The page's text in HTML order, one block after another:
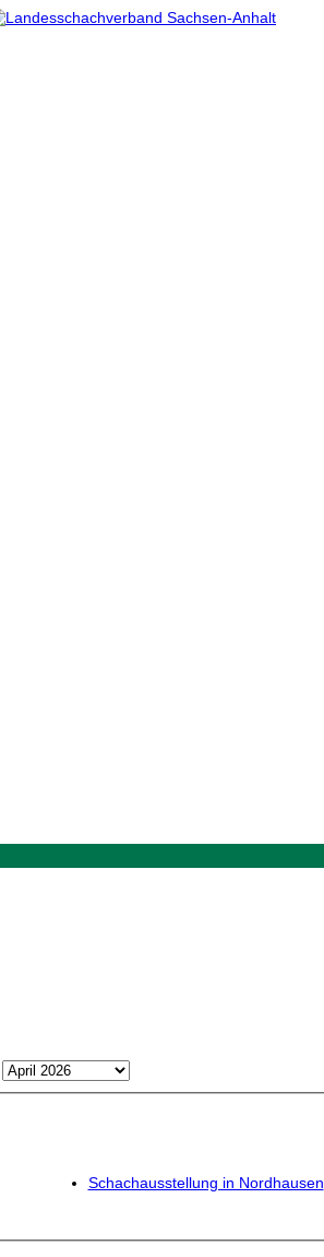
Schachausstellung in Nordhausen